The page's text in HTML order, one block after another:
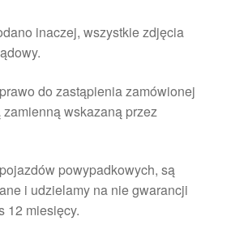
inaczej, wszystkie zdjęcia
do zastąpienia zamówionej
wskazaną przez
powypadkowych, są
i udzielamy na nie gwarancji
12 miesięcy.